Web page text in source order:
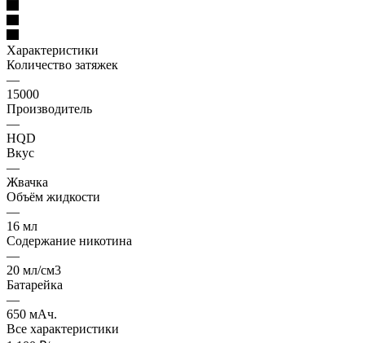
Характеристики
Количество затяжек
—
15000
Производитель
—
HQD
Вкус
—
Жвачка
Объём жидкости
—
16 мл
Содержание никотина
—
20 мл/см3
Батарейка
—
650 мАч.
Все характеристики